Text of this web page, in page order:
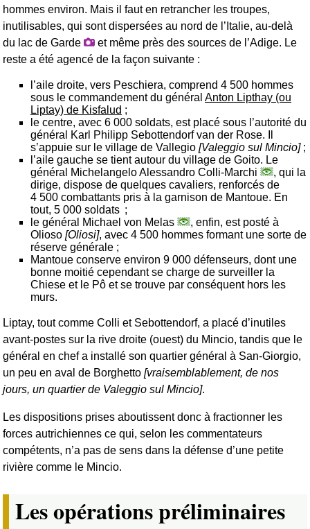
hommes environ. Mais il faut en retrancher les troupes,
inutilisables, qui sont dispersées au nord de l’Italie, au-delà
du lac de Garde
et même près des sources de l’Adige. Le
reste a été agencé de la façon suivante :
l’aile droite, vers Peschiera, comprend 4 500 hommes
sous le commandement du général Anton Lipthay (ou
Liptay) de Kisfalud ;
le centre, avec 6 000 soldats, est placé sous l’autorité du
général Karl Philipp Sebottendorf van der Rose. Il
s’appuie sur le village de Vallegio [Valeggio sul Mincio];
l’aile gauche se tient autour du village de Goito. Le
général Michelangelo Alessandro Colli-Marchi
, qui la
dirige, dispose de quelques cavaliers, renforcés de
4 500 combattants pris à la garnison de Mantoue. En
tout, 5 000 soldats ;
le général Michael von Melas
, enfin, est posté à
Olioso [Oliosi], avec 4 500 hommes formant une sorte de
réserve générale ;
Mantoue conserve environ 9 000 défenseurs, dont une
bonne moitié cependant se charge de surveiller la
Chiese et le Pô et se trouve par conséquent hors les
murs.
Liptay, tout comme Colli et Sebottendorf, a placé d’inutiles
avant-postes sur la rive droite (ouest) du Mincio, tandis que le
général en chef a installé son quartier général à San-Giorgio,
un peu en aval de Borghetto [vraisemblablement, de nos
jours, un quartier de Valeggio sul Mincio].
Les dispositions prises aboutissent donc à fractionner les
forces autrichiennes ce qui, selon les commentateurs
compétents, n’a pas de sens dans la défense d’une petite
rivière comme le Mincio.
Les opérations préliminaires